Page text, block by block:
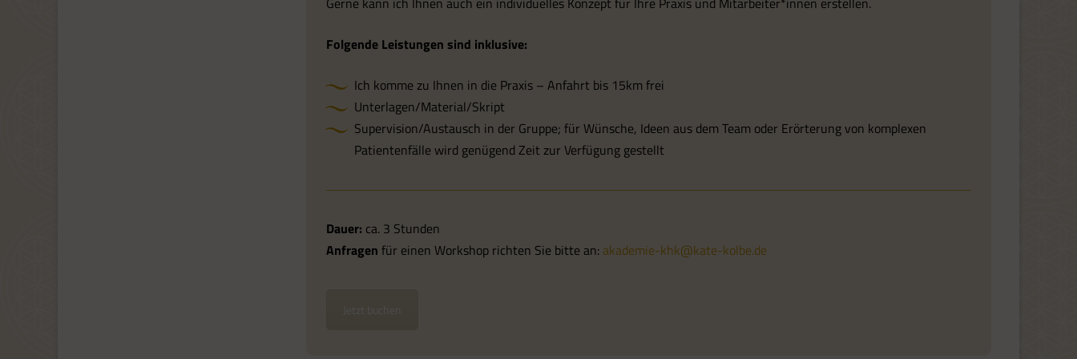
Folgende Leistungen sind inklusive:
Ich komme zu Ihnen in die Praxis – Anfahrt bis 15km frei
Unterlagen/Material/Skript
Supervision/Austausch in der Gruppe; für Wünsche, Ideen aus dem Team oder Erörterung von komplexen
Patientenfälle wird genügend Zeit zur Verfügung gestellt
Dauer: ca. 3 Stunden
Anfragen für einen Workshop richten Sie bitte an: akademie-khk@kate-kolbe.de